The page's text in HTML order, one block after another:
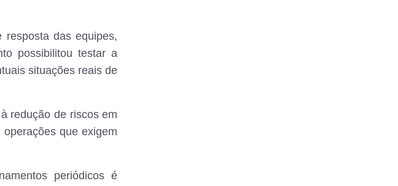
resposta das equipes,
possibilitou testar a
situações reais de
redução de riscos em
que exigem
periódicos é